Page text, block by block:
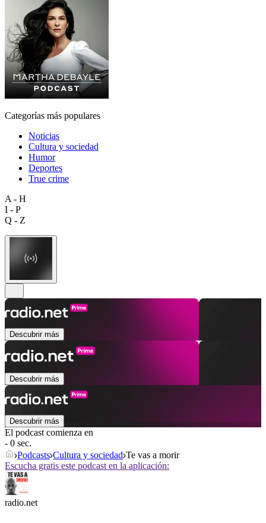
Categorías más populares
Noticias
Cultura y sociedad
Humor
Deportes
True crime
A - H
I - P
Q - Z
Descubrir más
Descubrir más
Descubrir más
El podcast comienza en
- 0 sec.
Podcasts Cultura y sociedad Te vas a morir
Escucha gratis este podcast en la aplicación:
radio.net